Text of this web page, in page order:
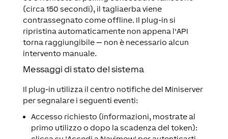
(circa 150 secondi), il tagliaerba viene
contrassegnato come offline. Il plug-in si
ripristina automaticamente non appena l'API
torna raggiungibile — non è necessario alcun
intervento manuale.
Messaggi di stato del sistema
Il plug-in utilizza il centro notifiche del Miniserver
per segnalare i seguenti eventi:
Accesso richiesto (informazioni, mostrate al
primo utilizzo o dopo la scadenza del token):